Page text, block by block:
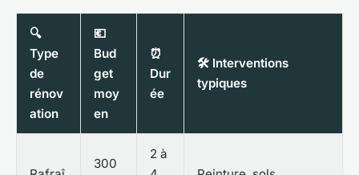
🔍
Type
de
rénov
ation
💶
Bud
get
moy
en
⏰
Dur
ée
🛠️ Interventions
typiques
300
2 à